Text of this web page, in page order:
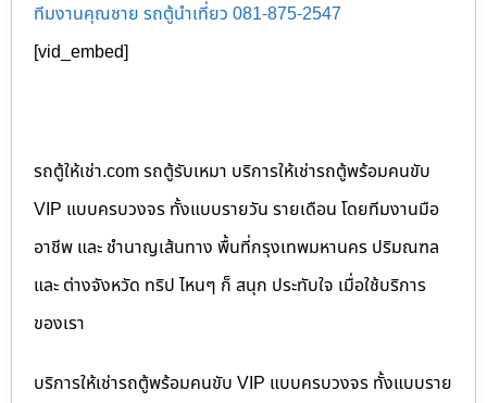
ทีมงานคุณชาย รถตู้นำเที่ยว 081-875-2547
[vid_embed]
รถตู้ให้เช่า.com รถตู้รับเหมา บริการให้เช่ารถตู้พร้อมคนขับ
VIP แบบครบวงจร ทั้งแบบรายวัน รายเดือน โดยทีมงานมือ
อาชีพ และ ชำนาญเส้นทาง พื้นที่กรุงเทพมหานคร ปริมณฑล
และ ต่างจังหวัด ทริป ไหนๆ ก็ สนุก ประทับใจ เมื่อใช้บริการ
ของเรา
บริการให้เช่ารถตู้พร้อมคนขับ VIP แบบครบวงจร ทั้งแบบราย